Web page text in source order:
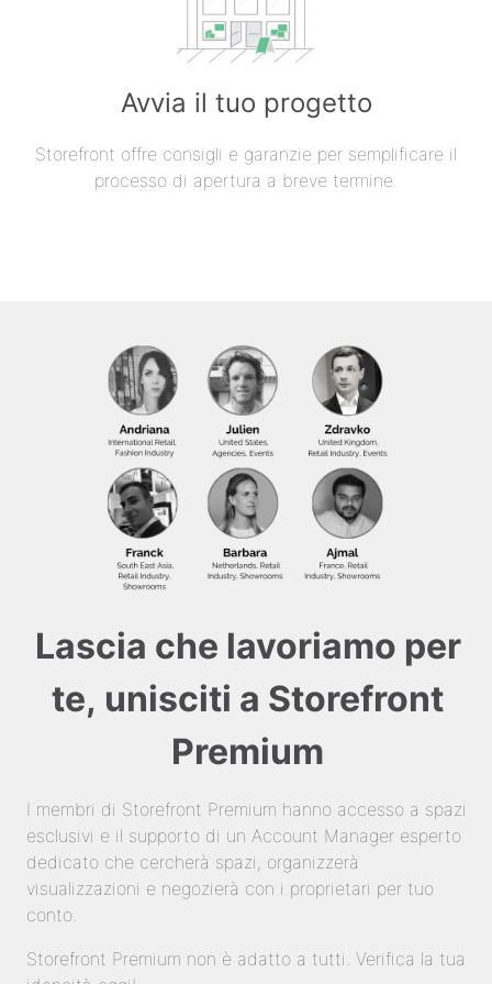
Avvia il tuo progetto
Storefront offre consigli e garanzie per semplificare il
processo di apertura a breve termine.
Lascia che lavoriamo per
te, unisciti a Storefront
Premium
I membri di Storefront Premium hanno accesso a spazi
esclusivi e il supporto di un Account Manager esperto
dedicato che cercherà spazi, organizzerà
visualizzazioni e negozierà con i proprietari per tuo
conto.
Storefront Premium non è adatto a tutti. Verifica la tua